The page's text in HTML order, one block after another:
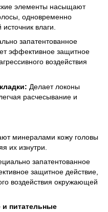
элементы насыщают
одновременно
влаги.
запатентованное
эффективное защитное
воздействия
Делает локоны
расчесывание и
минералами кожу головы
их изнутри.
запатентованное
защитное действие,
воздействия окружающей
питательные